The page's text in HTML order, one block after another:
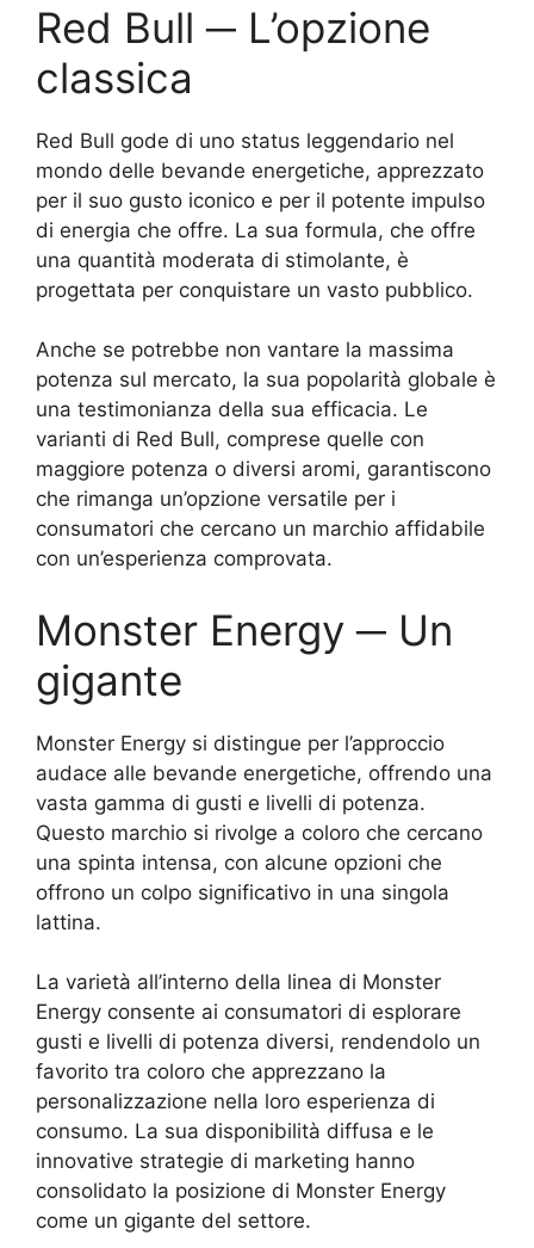
Red Bull ─ L’opzione
classica
Red Bull gode di uno status leggendario nel
mondo delle bevande energetiche, apprezzato
per il suo gusto iconico e per il potente impulso
di energia che offre. La sua formula, che offre
una quantità moderata di stimolante, è
progettata per conquistare un vasto pubblico.
Anche se potrebbe non vantare la massima
potenza sul mercato, la sua popolarità globale è
una testimonianza della sua efficacia. Le
varianti di Red Bull, comprese quelle con
maggiore potenza o diversi aromi, garantiscono
che rimanga un’opzione versatile per i
consumatori che cercano un marchio affidabile
con un’esperienza comprovata.
Monster Energy ─ Un
gigante
Monster Energy si distingue per l’approccio
audace alle bevande energetiche, offrendo una
vasta gamma di gusti e livelli di potenza.
Questo marchio si rivolge a coloro che cercano
una spinta intensa, con alcune opzioni che
offrono un colpo significativo in una singola
lattina.
La varietà all’interno della linea di Monster
Energy consente ai consumatori di esplorare
gusti e livelli di potenza diversi, rendendolo un
favorito tra coloro che apprezzano la
personalizzazione nella loro esperienza di
consumo. La sua disponibilità diffusa e le
innovative strategie di marketing hanno
consolidato la posizione di Monster Energy
come un gigante del settore.